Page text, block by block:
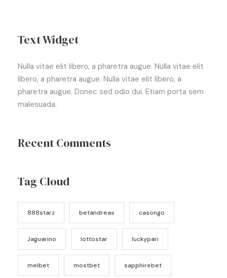
Text Widget
Nulla vitae elit libero, a pharetra augue. Nulla vitae elit
libero, a pharetra augue. Nulla vitae elit libero, a
pharetra augue. Donec sed odio dui. Etiam porta sem
malesuada.
Recent Comments
Tag Cloud
888starz betandreas casongo
Jaguarino lottostar luckypari
melbet mostbet sapphirebet